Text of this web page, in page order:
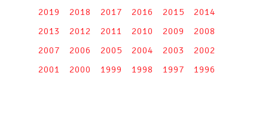
2019
2018 2017 2016 2015
2014
2013
2012 2011 2010 2009
2008
2007
2006 2005 2004 2003
2002
2001
2000 1999 1998 1997 1996